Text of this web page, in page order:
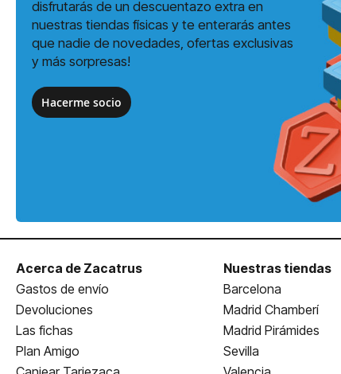
disfrutarás de un descuentazo extra en
nuestras tiendas físicas y te enterarás antes
que nadie de novedades, ofertas exclusivas
y más sorpresas!
Hacerme socio
Acerca de Zacatrus
Gastos de envío
Devoluciones
Las fichas
Plan Amigo
Nuestras tiendas
Barcelona
Madrid Chamberí
Madrid Pirámides
Sevilla